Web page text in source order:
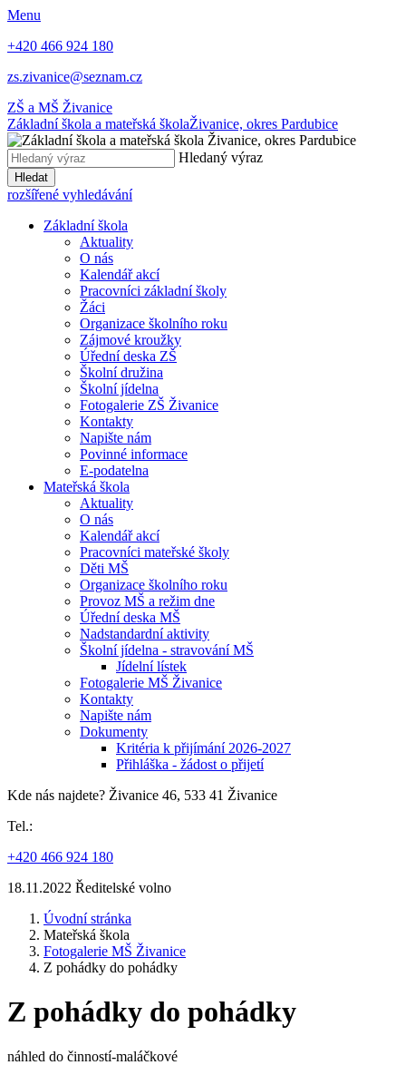
Menu
+420 466 924 180
zs.zivanice@seznam.cz
ZŠ a MŠ Živanice
Základní škola a mateřská školaŽivanice, okres Pardubice
Hledaný výraz
Hledat
rozšířené vyhledávání
Základní škola
Aktuality
O nás
Kalendář akcí
Pracovníci základní školy
Žáci
Organizace školního roku
Zájmové kroužky
Úřední deska ZŠ
Školní družina
Školní jídelna
Fotogalerie ZŠ Živanice
Kontakty
Napište nám
Povinné informace
E-podatelna
Mateřská škola
Aktuality
O nás
Kalendář akcí
Pracovníci mateřské školy
Děti MŠ
Organizace školního roku
Provoz MŠ a režim dne
Úřední deska MŠ
Nadstandardní aktivity
Školní jídelna - stravování MŠ
Jídelní lístek
Fotogalerie MŠ Živanice
Kontakty
Napište nám
Dokumenty
Kritéria k přijímání 2026-2027
Přihláška - žádost o přijetí
Kde nás najdete? Živanice 46, 533 41 Živanice
Tel.:
+420 466 924 180
18.11.2022 Ředitelské volno
Úvodní stránka
Mateřská škola
Fotogalerie MŠ Živanice
Z pohádky do pohádky
Z pohádky do pohádky
náhled do činností-maláčkové